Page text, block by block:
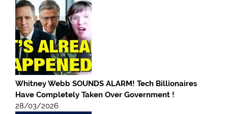
Whitney Webb SOUNDS ALARM! Tech Billionaires
Have Completely Taken Over Government !
28/03/2026